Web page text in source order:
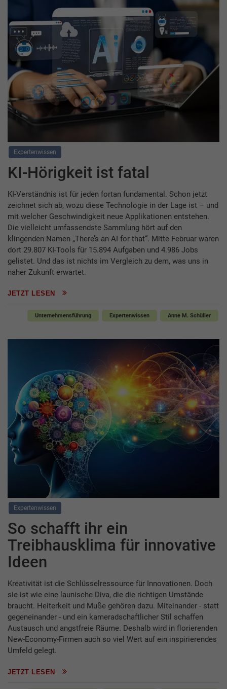
Expertenwissen
KI-Hörigkeit ist fatal
KI-Verständnis ist für jeden fortan fundamental. Schon jetzt
zeichnet sich ab, wozu diese Technologie in der Lage ist – und
mit welcher Geschwindigkeit neue Applikationen entstehen.
Die vielleicht umfassendste Sammlung hört auf den
klingenden Namen „There’s an AI for that“. Mitte Februar waren
dort 29.807 KI-Tools für 15.894 Aufgaben und 4.986 Jobs
gelistet. Und das ist nichts im Vergleich zu dem, was uns in
naher Zukunft erwartet.
JETZT LESEN
Unternehmensführung Expertenwissen Anne M. Schüller
Expertenwissen
So schafft ihr ein
Treibhausklima für innovative
Ideen
Kreativität ist die Schlüsselressource für Innovationen. Doch
sie ist wie eine launische Diva, die die richtigen Umstände
braucht. Heiterkeit und Muße gehören dazu. Miteinander - statt
gegeneinander - und ein kameradschaftlicher Stil schaffen
Austausch und angstfreie Räume. Deshalb wird in florierenden
New-Economy-Firmen auch so viel Wert auf ein inspirierendes
Umfeld gelegt.
JETZT LESEN